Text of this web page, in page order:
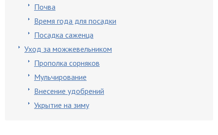
Почва
Время года для посадки
Посадка саженца
Уход за можжевельником
Прополка сорняков
Мульчирование
Внесение удобрений
Укрытие на зиму